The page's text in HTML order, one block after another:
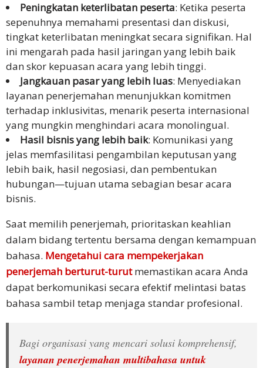
Peningkatan keterlibatan peserta: Ketika peserta
sepenuhnya memahami presentasi dan diskusi,
tingkat keterlibatan meningkat secara signifikan. Hal
ini mengarah pada hasil jaringan yang lebih baik
dan skor kepuasan acara yang lebih tinggi.
Jangkauan pasar yang lebih luas: Menyediakan
layanan penerjemahan menunjukkan komitmen
terhadap inklusivitas, menarik peserta internasional
yang mungkin menghindari acara monolingual.
Hasil bisnis yang lebih baik: Komunikasi yang
jelas memfasilitasi pengambilan keputusan yang
lebih baik, hasil negosiasi, dan pembentukan
hubungan—tujuan utama sebagian besar acara
bisnis.
Saat memilih penerjemah, prioritaskan keahlian
dalam bidang tertentu bersama dengan kemampuan
bahasa. Mengetahui cara mempekerjakan
penerjemah berturut-turutmemastikan acara Anda
dapat berkomunikasi secara efektif melintasi batas
bahasa sambil tetap menjaga standar profesional.
Bagi organisasi yang mencari solusi komprehensif,
layanan penerjemahan multibahasa untuk